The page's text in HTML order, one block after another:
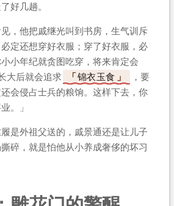
好几趟。
，他把戚继光叫到书房，生气训斥
定还想穿好衣服；穿了好衣服，必
小年纪就贪图吃穿，将来肯定会
大后就会追求 锦衣玉食
，要
会侵占士兵的粮饷。这样下去，你
。」
是外祖父送的，戚景通还是让儿子
碎，就是怕他从小养成奢侈的坏习